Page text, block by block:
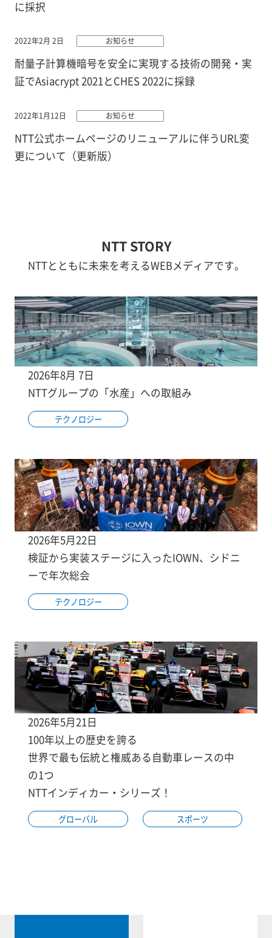
に採択
2022年2月 2日 お知らせ
耐量子計算機暗号を安全に実現する技術の開発・実
証でAsiacrypt 2021とCHES 2022に採録
2022年1月12日 お知らせ
NTT公式ホームページのリニューアルに伴うURL変
更について（更新版）
NTT STORY
NTTとともに未来を考えるWEBメディアです。
2026年8月 7日
NTTグループの「水産」への取組み
テクノロジー
2026年5月22日
検証から実装ステージに入ったIOWN、シドニ
ーで年次総会
テクノロジー
2026年5月21日
100年以上の歴史を誇る
世界で最も伝統と権威ある自動車レースの中
の1つ
NTTインディカー・シリーズ！
グローバル スポーツ